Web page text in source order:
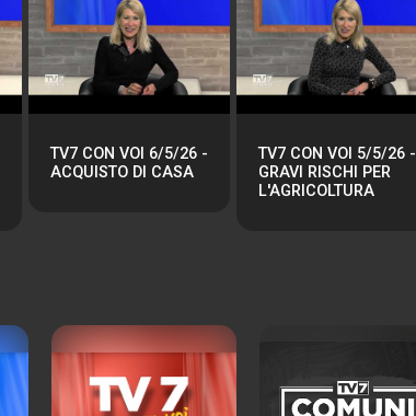
TV7 CON VOI 6/5/26 -
ACQUISTO DI CASA
TV7 CON VOI 5/5/26 -
GRAVI RISCHI PER
L'AGRICOLTURA